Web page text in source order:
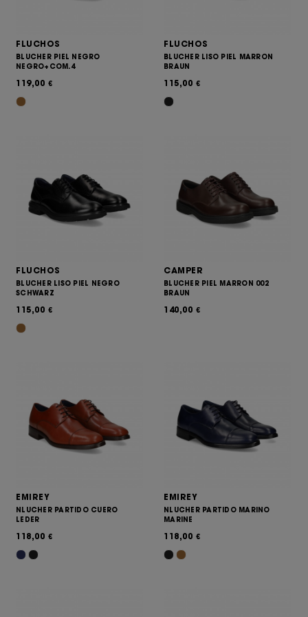
FLUCHOS
BLUCHER PIEL NEGRO
NEGRO+COM.4
119,00 €
FLUCHOS
BLUCHER LISO PIEL MARRON
BRAUN
115,00 €
FLUCHOS
BLUCHER LISO PIEL NEGRO
SCHWARZ
115,00 €
CAMPER
BLUCHER PIEL MARRON 002
BRAUN
140,00 €
EMIREY
NLUCHER PARTIDO CUERO
LEDER
118,00 €
EMIREY
NLUCHER PARTIDO MARINO
MARINE
118,00 €